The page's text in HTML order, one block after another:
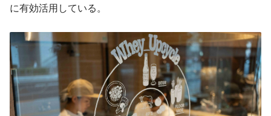
に有効活用している。